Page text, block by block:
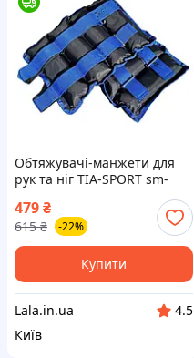
Обтяжувачі-манжети для
рук та ніг TIA-SPORT sm-
479₴
615 ₴ -22%
Купити
Lala.in.ua
4.5
Київ